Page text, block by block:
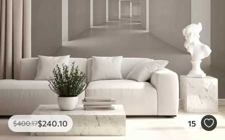
$400.17$240 .10 15